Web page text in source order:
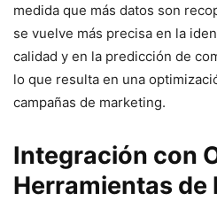
medida que más datos son
se vuelve más precisa en la
calidad y en la predicción de
lo que resulta en una
campañas de marketing.
Integración con
Herramientas de